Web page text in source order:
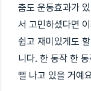
춤도 운동효과가
서 고민하셨다면
쉽고 재미있게도
니다. 한 동작 한
뻘 나고 있을 거예